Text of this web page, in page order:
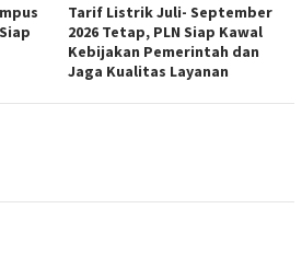
Tarif Listrik Juli- September
2026 Tetap, PLN Siap Kawal
Kebijakan Pemerintah dan
Jaga Kualitas Layanan